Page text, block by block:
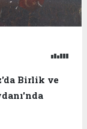
Birlik ve